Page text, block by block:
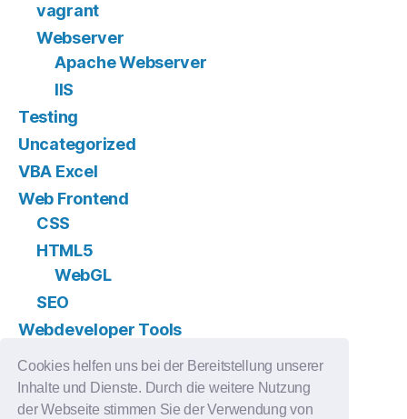
Cookies helfen uns bei der Bereitstellung unserer
Inhalte und Dienste. Durch die weitere Nutzung
der Webseite stimmen Sie der Verwendung von
vagrant
Webserver
Apache Webserver
IIS
Testing
Uncategorized
VBA Excel
Web Frontend
CSS
HTML5
WebGL
SEO
Webdeveloper Tools
Subversion